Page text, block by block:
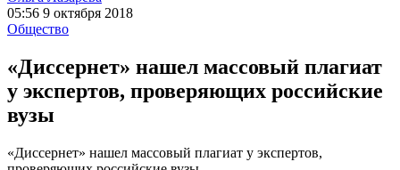
05:56 9 октября 2018
Общество
«Диссернет» нашел массовый плагиат
у экспертов, проверяющих российские
вузы
«Диссернет» нашел массовый плагиат у экспертов,